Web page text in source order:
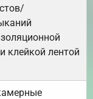
клейкой лентой